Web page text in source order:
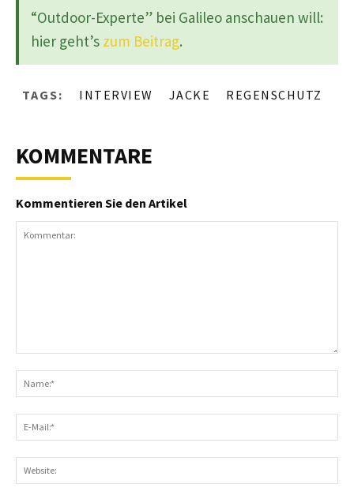
“Outdoor-Experte” bei Galileo anschauen will:
hier geht’s zum Beitrag.
TAGS: INTERVIEW JACKE REGENSCHUTZ
KOMMENTARE
Kommentieren Sie den Artikel